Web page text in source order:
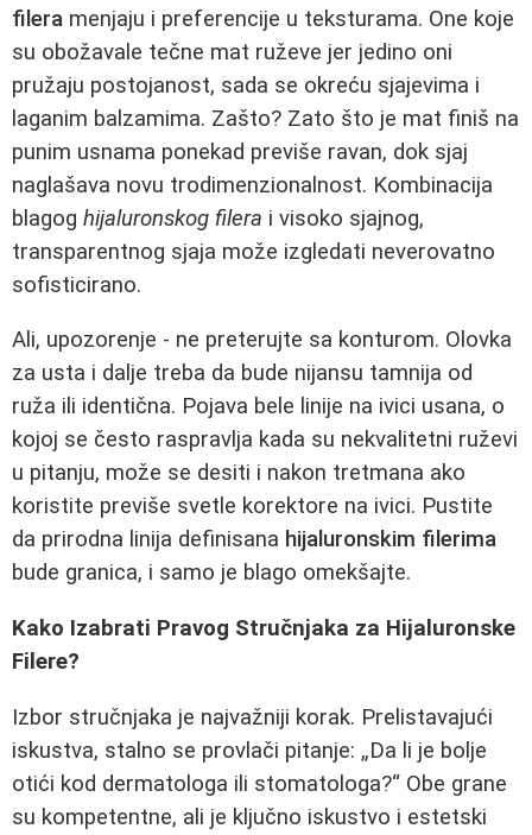
filera menjaju i preferencije u teksturama. One koje
su obožavale tečne mat ruževe jer jedino oni
pružaju postojanost, sada se okreću sjajevima i
laganim balzamima. Zašto? Zato što je mat finiš na
punim usnama ponekad previše ravan, dok sjaj
naglašava novu trodimenzionalnost. Kombinacija
blagog hijaluronskog filera i visoko sjajnog,
transparentnog sjaja može izgledati neverovatno
sofisticirano.
Ali, upozorenje - ne preterujte sa konturom. Olovka
za usta i dalje treba da bude nijansu tamnija od
ruža ili identična. Pojava bele linije na ivici usana, o
kojoj se često raspravlja kada su nekvalitetni ruževi
u pitanju, može se desiti i nakon tretmana ako
koristite previše svetle korektore na ivici. Pustite
da prirodna linija definisana hijaluronskim filerima
bude granica, i samo je blago omekšajte.
Kako Izabrati Pravog Stručnjaka za Hijaluronske
Filere?
Izbor stručnjaka je najvažniji korak. Prelistavajući
iskustva, stalno se provlači pitanje: „Da li je bolje
otići kod dermatologa ili stomatologa?“ Obe grane
su kompetentne, ali je ključno iskustvo i estetski